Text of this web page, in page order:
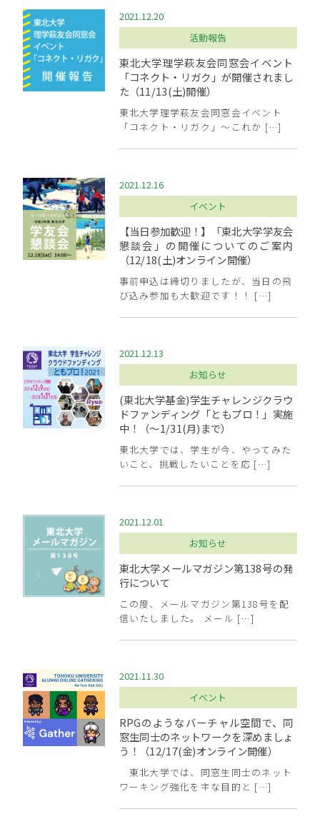
2021.12.20
活動報告
東北大学理学萩友会同窓会イベント
「コネクト・リガク」が開催されまし
た（11/13(土)開催）
東北大学理学萩友会同窓会イベント
「コネクト・リガク」～これか […]
2021.12.16
イベント
【当日参加歓迎！】「東北大学学友会
懇談会」の開催についてのご案内
（12/18(土)オンライン開催）
事前申込は締切りましたが、当日の飛
び込み参加も大歓迎です！！ […]
2021.12.13
お知らせ
(東北大学基金)学生チャレンジクラウ
ドファンディング「ともプロ！」実施
中！（～1/31(月)まで）
東北大学では、学生が今、やってみた
いこと、挑戦したいことを応 […]
2021.12.01
お知らせ
東北大学メールマガジン第138号の発
行について
この度、メールマガジン第138号を配
信いたしました。 メール […]
2021.11.30
イベント
RPGのようなバーチャル空間で、同
窓生同士のネットワークを深めましょ
う！（12/17(金)オンライン開催）
東北大学では、同窓生同士のネット
ワーキング強化を主な目的と […]